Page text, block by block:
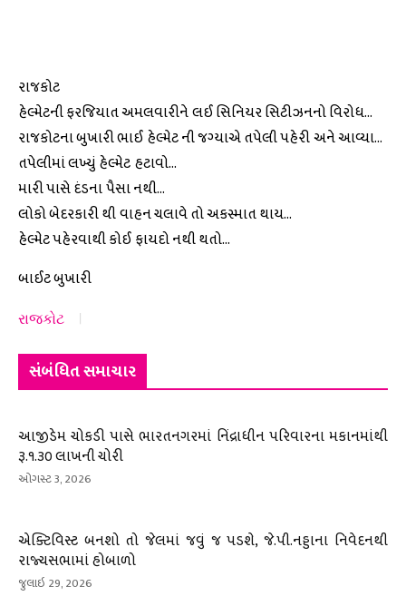
રાજકોટ
હેલ્મેટની ફરજિયાત અમલવારીને લઈ સિનિયર સિટીઝનનો વિરોધ…
રાજકોટના બુખારી ભાઈ હેલ્મેટ ની જગ્યાએ તપેલી પહેરી અને આવ્યા…
તપેલીમાં લખ્યું હેલ્મેટ હટાવો…
મારી પાસે દંડના પૈસા નથી…
લોકો બેદરકારી થી વાહન ચલાવે તો અકસ્માત થાય…
હેલ્મેટ પહેરવાથી કોઈ ફાયદો નથી થતો…
બાઈટ બુખારી
રાજકોટ
સંબંધિત સમાચાર
આજીડેમ ચોકડી પાસે ભારતનગરમાં નિંદ્રાધીન પરિવારના મકાનમાંથી
રૂ.૧.૩૦ લાખની ચોરી
ઓગસ્ટ 3, 2026
એક્ટિવિસ્ટ બનશો તો જેલમાં જવું જ પડશે, જે.પી.નડ્ડાના નિવેદનથી
રાજ્યસભામાં હોબાળો
જુલાઇ 29, 2026